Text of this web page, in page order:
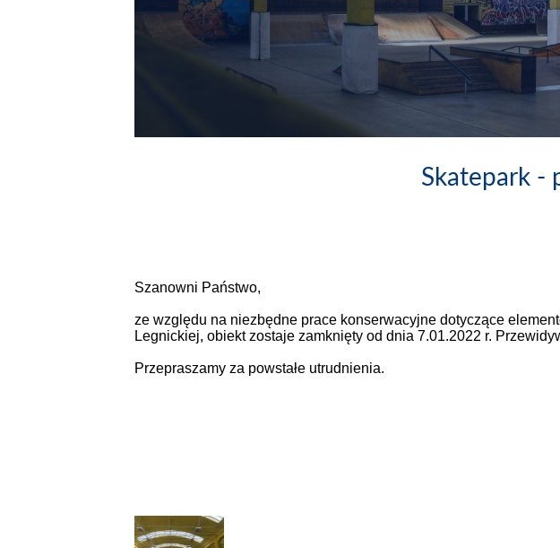
Skatepark -
Szanowni Państwo,
ze względu na niezbędne prace konserwacyjne dotyczące
Legnickiej, obiekt zostaje zamknięty od dnia 7.01.2022 r.
Przepraszamy za powstałe utrudnienia.